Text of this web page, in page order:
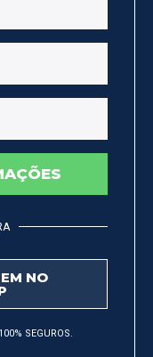
NO
SEGUROS.